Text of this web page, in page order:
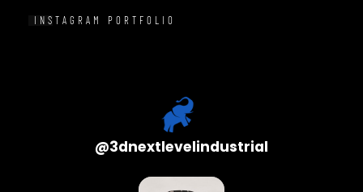
INSTAGRAM PORTFOLIO
@3dnextlevelindustrial